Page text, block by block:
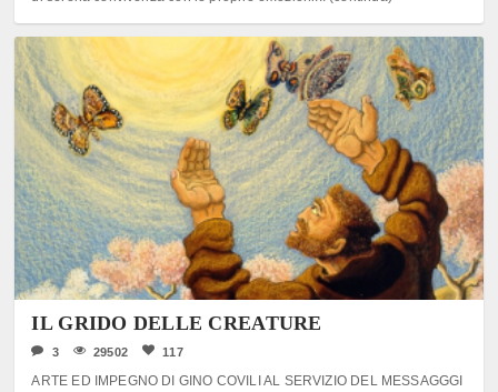
IL GRIDO DELLE CREATURE
3 29502 117
ARTE ED IMPEGNO DI GINO COVILI AL SERVIZIO DEL MESSAGGGI